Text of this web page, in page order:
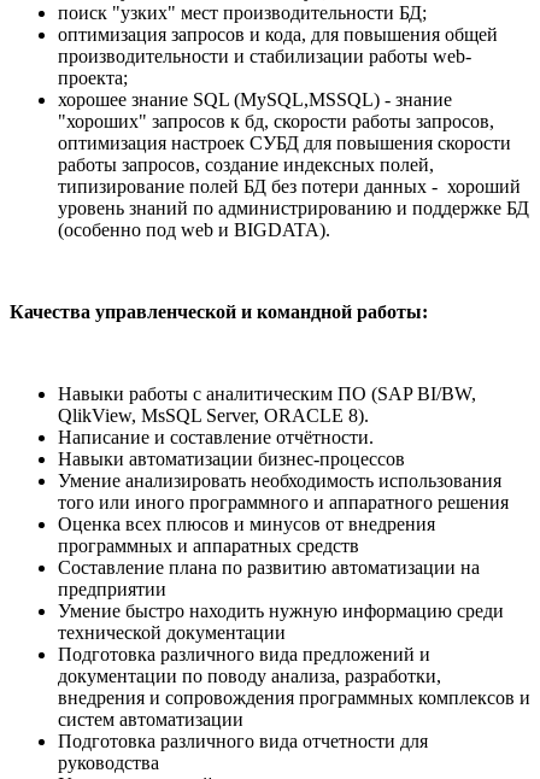
поиск "узких" мест производительности БД;
оптимизация запросов и кода, для повышения общей
производительности и стабилизации работы web-
проекта;
хорошее знание SQL (MySQL,MSSQL) - знание
"хороших" запросов к бд, скорости работы запросов,
оптимизация настроек СУБД для повышения скорости
работы запросов, создание индексных полей,
типизирование полей БД без потери данных - хороший
уровень знаний по администрированию и поддержке БД
(особенно под web и BIGDATA).
Качества управленческой и командной работы:
Навыки работы с аналитическим ПО (SAP BI/BW,
QlikView, MsSQL Server, ORACLE 8).
Написание и составление отчётности.
Навыки автоматизации бизнес-процессов
Умение анализировать необходимость использования
того или иного программного и аппаратного решения
Оценка всех плюсов и минусов от внедрения
программных и аппаратных средств
Составление плана по развитию автоматизации на
предприятии
Умение быстро находить нужную информацию среди
технической документации
Подготовка различного вида предложений и
документации по поводу анализа, разработки,
внедрения и сопровождения программных комплексов и
систем автоматизации
Подготовка различного вида отчетности для
руководства